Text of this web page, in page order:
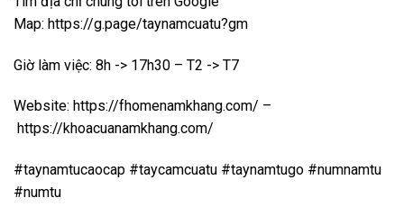
Map: https://g.page/taynamcuatu?gm
Giờ làm việc: 8h -> 17h30 – T2 -> T7
Website: https://fhomenamkhang.com/ –
https://khoacuanamkhang.com/
#taynamtucaocap #taycamcuatu #taynamtugo #numnamtu
#numtu